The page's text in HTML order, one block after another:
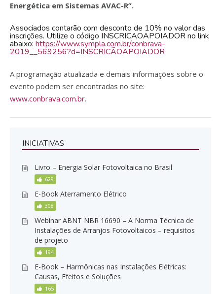
Energética em Sistemas AVAC-R”.
Associados contarão com desconto de 10% no valor das
inscrições. Utilize o código INSCRICAOAPOIADOR no link
abaixo: https://www.sympla.com.br/conbrava-
2019__569256?d=INSCRICÃOAPOIADOR
A programação atualizada e demais informações sobre o
evento podem ser encontradas no site:
www.conbrava.com.br.
INICIATIVAS
Livro – Energia Solar Fotovoltaica no Brasil
629
E-Book Aterramento Elétrico
308
Webinar ABNT NBR 16690 – A Norma Técnica de
Instalações de Arranjos Fotovoltaicos – requisitos
de projeto
194
E-Book – Harmônicas nas Instalações Elétricas:
Causas, Efeitos e Soluções
165